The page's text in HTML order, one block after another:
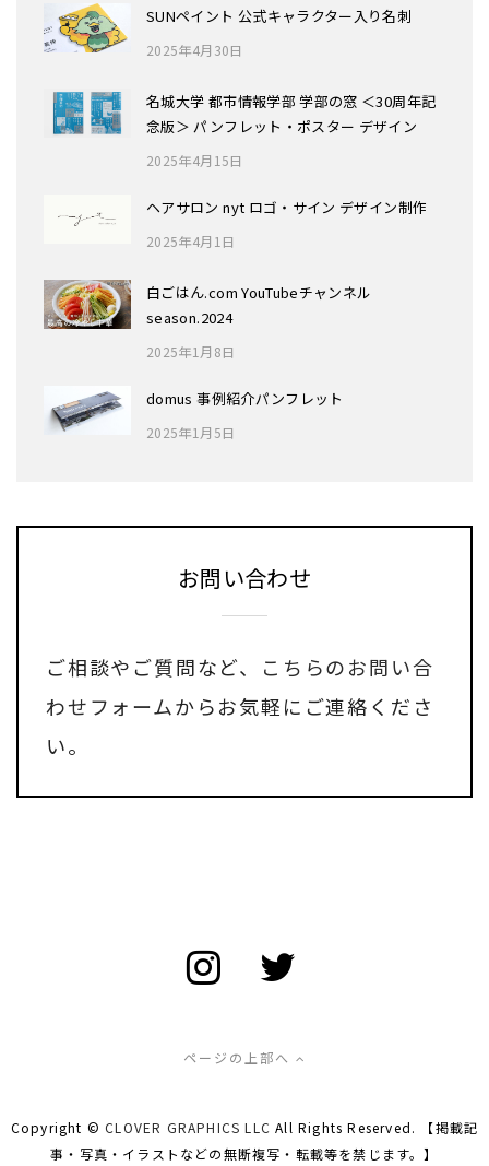
SUNペイント 公式キャラクター入り名刺
2025年4月30日
名城大学 都市情報学部 学部の窓 ＜30周年記
念版＞ パンフレット・ポスター デザイン
2025年4月15日
ヘアサロン nyt ロゴ・サイン デザイン制作
2025年4月1日
白ごはん.com YouTubeチャンネル
season.2024
2025年1月8日
domus 事例紹介パンフレット
2025年1月5日
お問い合わせ
ご相談やご質問など、
こちらのお問い合
わせフォームからお気軽にご連絡くださ
い。
ページの上部へ
Copyright ©CLOVER GRAPHICS LLC All Rights Reserved. 【掲載記
事・写真・イラストなどの無断複写・転載等を禁じます。】